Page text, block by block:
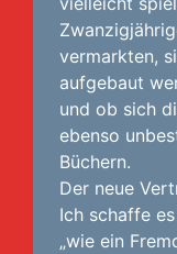
vermarkten,
aufgebaut
und ob sich
ebenso
Büchern.
Der neue
Ich schaffe
„wie ein